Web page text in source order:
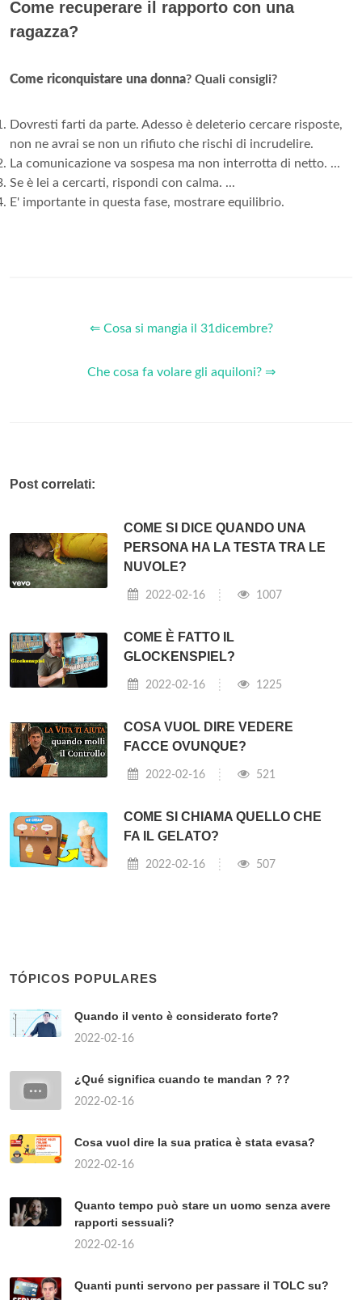
Come recuperare il rapporto con una
ragazza?
Come riconquistare una donna? Quali consigli?
Dovresti farti da parte. Adesso è deleterio cercare risposte,
non ne avrai se non un rifiuto che rischi di incrudelire.
La comunicazione va sospesa ma non interrotta di netto. ...
Se è lei a cercarti, rispondi con calma. ...
E' importante in questa fase, mostrare equilibrio.
⇐ Cosa si mangia il 31dicembre?
Che cosa fa volare gli aquiloni? ⇒
Post correlati:
COME SI DICE QUANDO UNA
PERSONA HA LA TESTA TRA LE
NUVOLE?
2022-02-16 1007
COME È FATTO IL
GLOCKENSPIEL?
2022-02-16 1225
COSA VUOL DIRE VEDERE
FACCE OVUNQUE?
2022-02-16 521
COME SI CHIAMA QUELLO CHE
FA IL GELATO?
2022-02-16 507
TÓPICOS POPULARES
Quando il vento è considerato forte?
2022-02-16
¿Qué significa cuando te mandan ? ??
2022-02-16
Cosa vuol dire la sua pratica è stata evasa?
2022-02-16
Quanto tempo può stare un uomo senza avere
rapporti sessuali?
2022-02-16
Quanti punti servono per passare il TOLC su?